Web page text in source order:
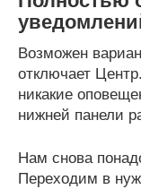
Возможен
отключает
никакие
нижней панели
Нам снова
Переходим в